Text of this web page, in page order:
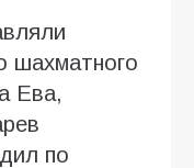
шахматного
Ева,
по